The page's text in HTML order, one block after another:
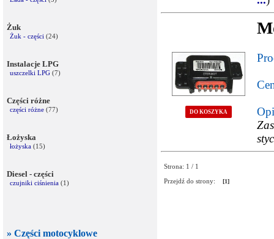
Żuk
Żuk - części (24)
Instalacje LPG
uszczelki LPG (7)
Części różne
części różne (77)
Łożyska
łożyska (15)
Diesel - części
czujniki ciśnienia (1)
» Części motocyklowe
DO KOSZYKA
Strona: 1 / 1
Przejdź do strony:
[1]